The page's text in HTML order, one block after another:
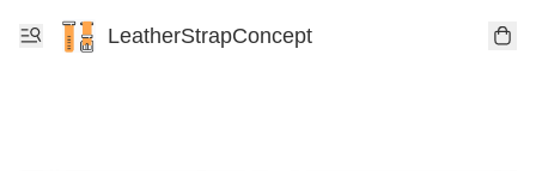
LeatherStrapConcept